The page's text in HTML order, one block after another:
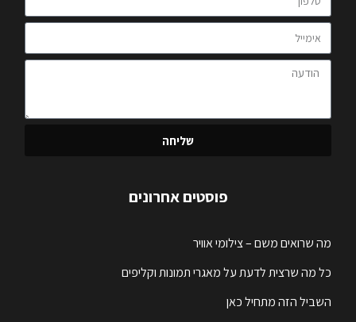
שליחה
פוסטים אחרונים
מה שרואים משם – צילומי אוויר
כל מה שרצית לדעת על מאגרי תמונות וקליפים
השביל הזה מתחיל כאן